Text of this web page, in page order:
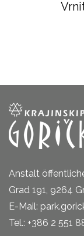
Anstalt
Grad 191, 9264
E-Mail:
Tel.: +386 2 551